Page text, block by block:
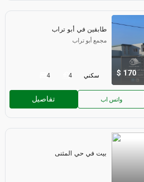
170
طابقين في أبو تراب
مجمع أبو تراب
4 4 سكني
تفاصيل واتس اب
بيت في حي المثنى